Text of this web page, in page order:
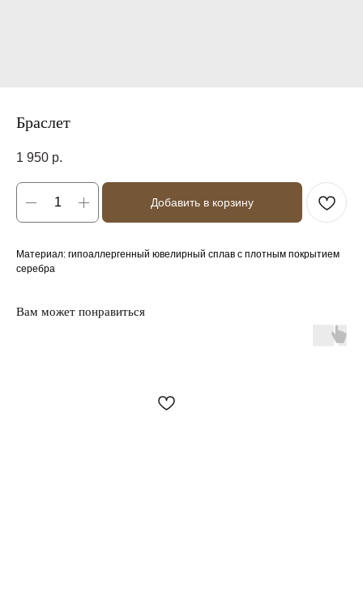
Браслет
1 950 р.
Добавить в корзину
Материал: гипоаллергенный ювелирный сплав с плотным покрытием
серебра
Вам может понравиться